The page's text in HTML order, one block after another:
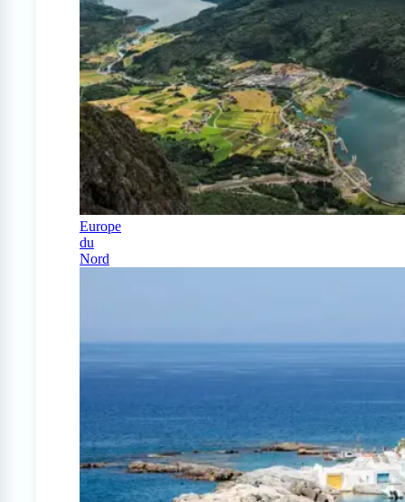
Europe
du
Nord